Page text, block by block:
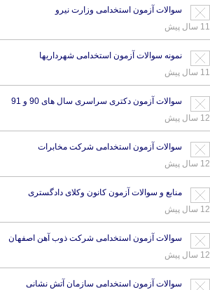
سوالات آزمون استخدامی وزارت نیرو
11 سال پیش
نمونه سوالات آزمون استخدامی شهرداریها
11 سال پیش
سوالات آزمون دکتری سراسری سال های 90 و 91
12 سال پیش
سوالات آزمون استخدامی شرکت مخابرات
12 سال پیش
منابع و سوالات آزمون کانون وکلای دادگستری
12 سال پیش
سوالات آزمون استخدامی شرکت ذوب آهن اصفهان
12 سال پیش
سوالات آزمون استخدامی سازمان آتش نشانی